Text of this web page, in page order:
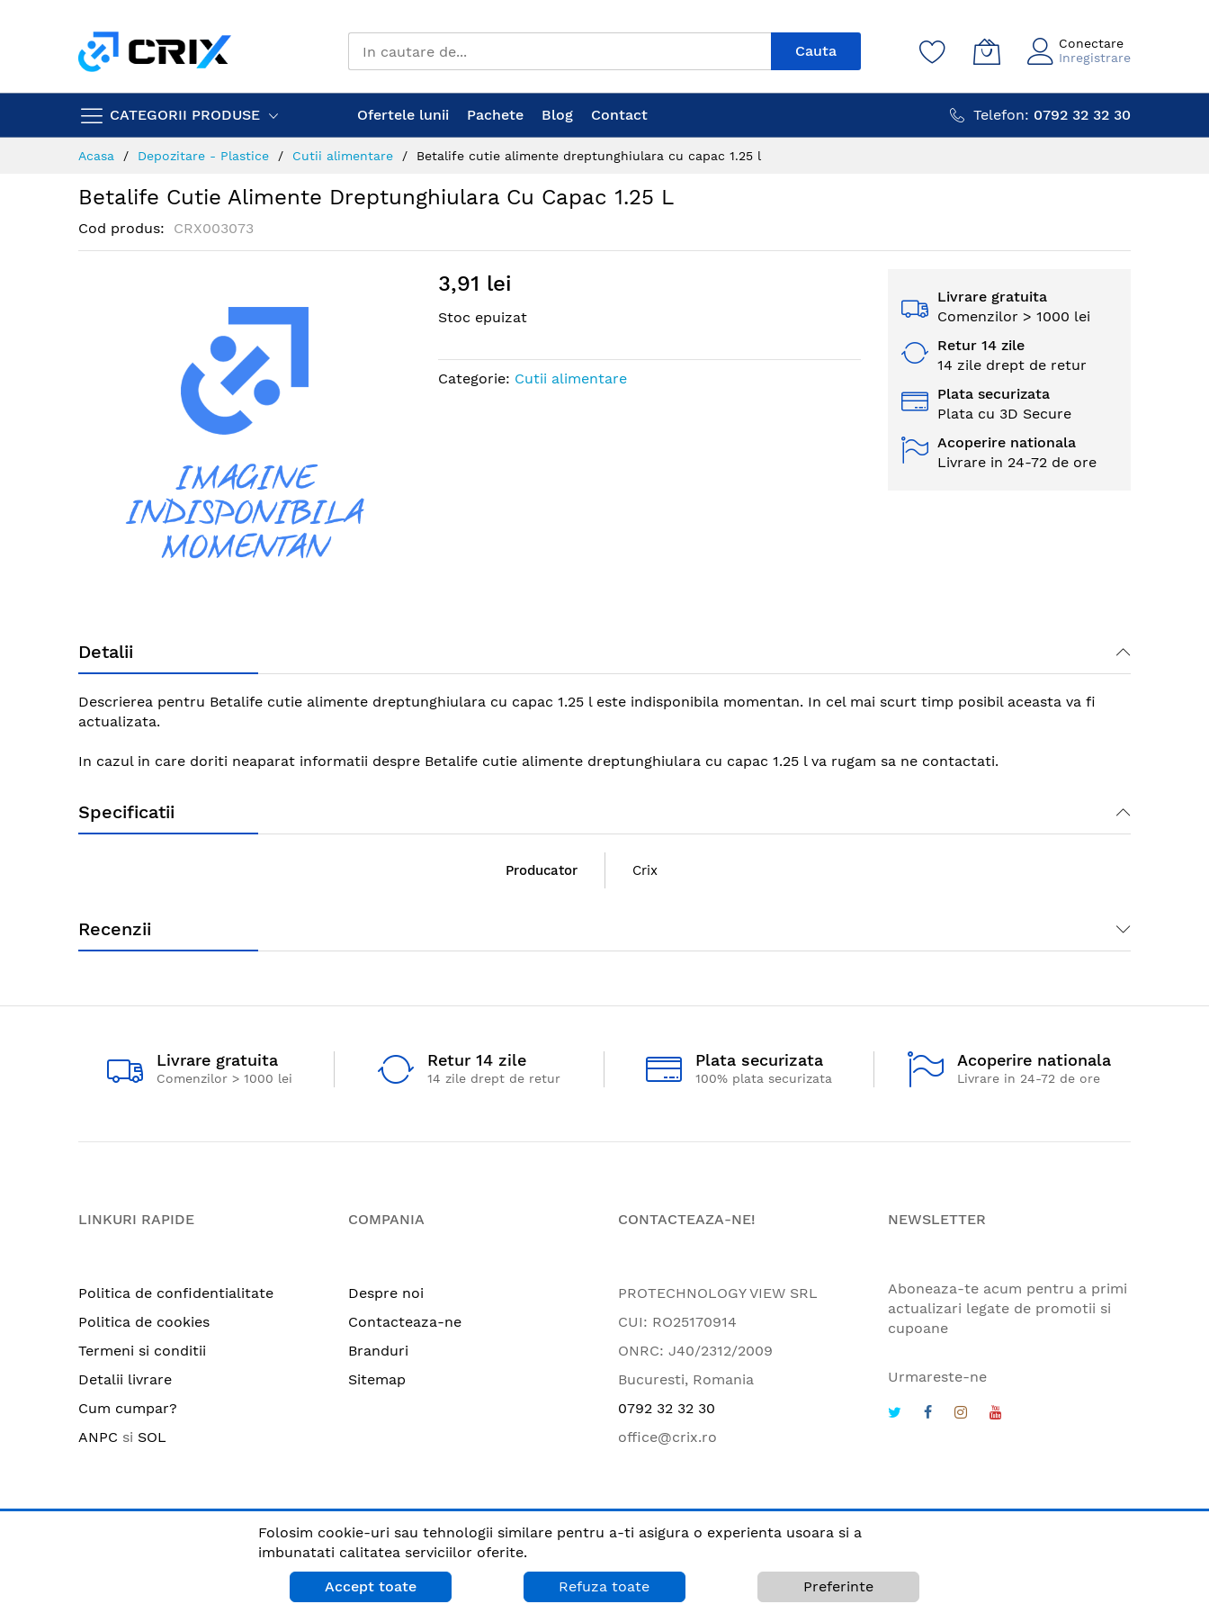
CATEGORII PRODUSE
Cauta
Conectare
Inregistrare
Ofertele lunii Pachete Blog Contact Telefon: 0792 32 32 30
Acasa Depozitare - Plastice Cutii alimentare Betalife cutie alimente dreptunghiulara cu capac 1.25 l
Betalife Cutie Alimente Dreptunghiulara Cu Capac 1.25 L
Cod produs CRX003073
the
beginning
the
images
3,91 lei
Stoc epuizat
Categorie: Cutii alimentare
Livrare gratuita
Comenzilor > 1000 lei
Retur 14 zile
14 zile drept de retur
Plata securizata
Plata cu 3D Secure
Acoperire nationala
Livrare in 24-72 de ore
Detalii
Descrierea pentru Betalife cutie alimente dreptunghiulara cu capac 1.25 l este indisponibila momentan. In cel mai scurt timp posibil aceasta va fi
actualizata.
In cazul in care doriti neaparat informatii despre Betalife cutie alimente dreptunghiulara cu capac 1.25 l va rugam sa ne contactati.
Specificatii
Producator Crix
Recenzii
Livrare gratuita
Comenzilor > 1000 lei
Retur 14 zile
14 zile drept de retur
Plata securizata
100% plata securizata
Acoperire nationala
Livrare in 24-72 de ore
LINKURI RAPIDE
Politica de confidentialitate
Politica de cookies
Termeni si conditii
Detalii livrare
Cum cumpar?
ANPC si SOL
COMPANIA
Despre noi
Contacteaza-ne
Branduri
Sitemap
CONTACTEAZA-NE!
PROTECHNOLOGY VIEW SRL
CUI: RO25170914
ONRC: J40/2312/2009
Bucuresti, Romania
0792 32 32 30
office@crix.ro
NEWSLETTER
Aboneaza-te acum pentru a primi
actualizari legate de promotii si
cupoane
Urmareste-ne
© CRIX.ro / RO25170914 / Toate drepturile rezervate.Folosim cookie-uri sau tehnologii similare pentru a-ti asigura o experienta usoara si a
imbunatati calitatea serviciilor oferite.
Accept toate
Refuza toate Preferinte